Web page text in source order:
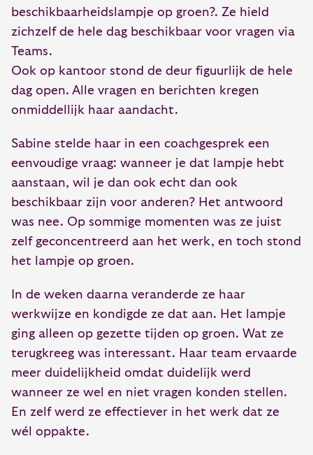
beschikbaarheidslampje op groen?. Ze hield
zichzelf de hele dag beschikbaar voor vragen via
Teams.
Ook op kantoor stond de deur figuurlijk de hele
dag open. Alle vragen en berichten kregen
onmiddellijk haar aandacht.
Sabine stelde haar in een coachgesprek een
eenvoudige vraag: wanneer je dat lampje hebt
aanstaan, wil je dan ook echt dan ook
beschikbaar zijn voor anderen? Het antwoord
was nee. Op sommige momenten was ze juist
zelf geconcentreerd aan het werk, en toch stond
het lampje op groen.
In de weken daarna veranderde ze haar
werkwijze en kondigde ze dat aan. Het lampje
ging alleen op gezette tijden op groen. Wat ze
terugkreeg was interessant. Haar team ervaarde
meer duidelijkheid omdat duidelijk werd
wanneer ze wel en niet vragen konden stellen.
En zelf werd ze effectiever in het werk dat ze
wél oppakte.